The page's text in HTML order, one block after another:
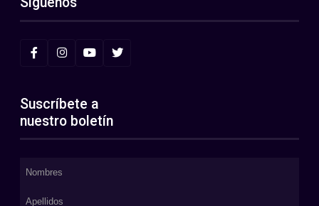
Suscríbete a
nuestro boletín